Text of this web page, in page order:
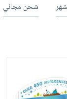
شحن مجاني